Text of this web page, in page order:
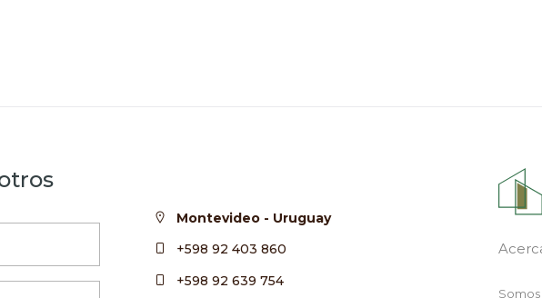
Montevideo - Uruguay
+598 92 403 860
+598 92 639 754